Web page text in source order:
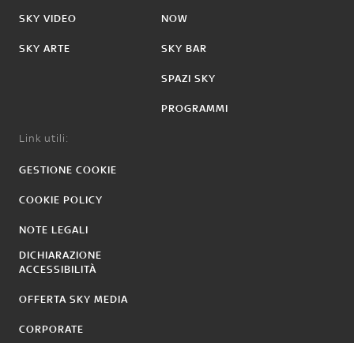
SKY VIDEO
SKY ARTE
NOW
SKY BAR
SPAZI SKY
PROGRAMMI
Link utili:
GESTIONE COOKIE
COOKIE POLICY
NOTE LEGALI
DICHIARAZIONE
ACCESSIBILITÀ
OFFERTA SKY MEDIA
CORPORATE